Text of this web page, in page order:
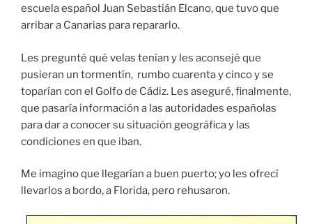
escuela español Juan Sebastián Elcano, que tuvo que
arribar a Canarias para repararlo.
Les pregunté qué velas tenían y les aconsejé que
pusieran un tormentín, rumbo cuarenta y cinco y se
toparían con el Golfo de Cádiz. Les aseguré, finalmente,
que pasaría información a las autoridades españolas
para dar a conocer su situación geográfica y las
condiciones en que iban.
Me imagino que llegarían a buen puerto; yo les ofrecí
llevarlos a bordo, a Florida, pero rehusaron.